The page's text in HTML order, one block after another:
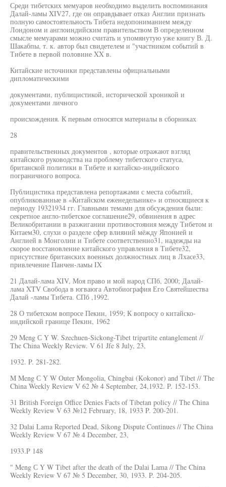
Среди тибетских мемуаров необходимо выделить воспоминания
Далай-ламы XIV27, где он оправдывает отказ Англии признать
полную самостоятельность Тибета недопониманием между
Лондоном и англоиндийским правительством В определенном
смысле мемуарами можно считать и упомянутую уже книгу В. Д.
Шакабпы, т. к. автор был свидетелем и "участником событий в
Тибете в первой половине XX в.
Китайские источники представлены официальными
дипломатическими
документами, публицистикой, исторической хроникой и
документами личного
происхождения. К первым относятся материалы в сборниках
28
правительственных документов , которые отражают взгляд
китайского руководства на проблему тибетского статуса,
британской политики в Тибете и китайско-индийского
пограничного вопроса.
Публицистика представлена репортажами с места событий,
опубликованные в «Китайском еженедельнике» и относящиеся к
периоду 19321934 гг. Главными темами для обсуждения были:
секретное англо-тибетское соглашение29, обвинения в адрес
Великобритании в разжигании противостояния между Тибетом и
Китаем30, слухи о разделе сфер влияний мёжду Японией и
Англией в Монголии и Тибете соответственно31, надежды на
скорое восстановление китайского управления в Тибете32,
присутствие британских военных должностных лиц в Лхасе33,
привлечение Панчен-ламы IX
21 Далай-лама XIV, Моя право и мой народ СПб, 2000; Далай-
лама XTV Свобода в югваюга Автобиография Его Святейшества
Далай -ламы Тибета. СПб ,1992.
28 О тибетском вопросе Пекин, 1959; К вопросу о китайско-
индийской границе Пекин, 1962
29 Meng С Y W. Szechuen-Sickong-Tibet tripartite entanglement //
The China Weekly Review. V 61 Jfe 8 July, 23,
1932. P. 281-282.
M Meng С Y W Outer Mongolia, Chingbai (Kokonor) and Tibet // The
China Weekly Review V 62 № 4 September, 24,1932. P. 152-153.
31 British Foreign Office Denies Facts of Tibetan policy // The China
Weekly Review V 63 №12 February, 18, 1933 P. 200-201.
32 Dalai Lama Reported Dead, Sikong Dispute Continues // The China
Weekly Review V 67 № 4 December, 23,
1933.P 148
" Meng С Y W Tibet after the death of the Dalai Lama // The China
Weekly Review V 67 № 5 December, 30, 1933. P. 204-205.